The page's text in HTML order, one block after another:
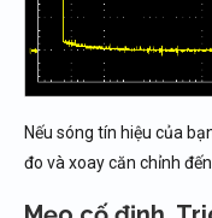
Nếu sóng tín hiệu của
đo và xoay căn chỉnh